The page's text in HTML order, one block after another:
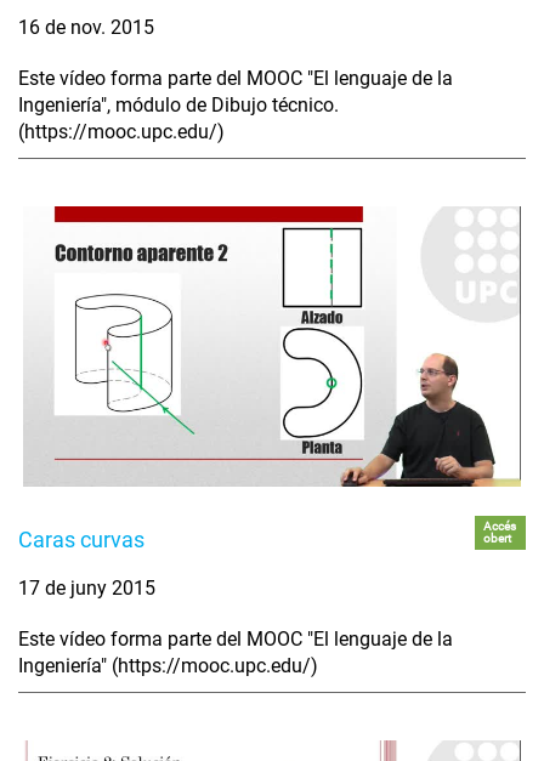
16 de nov. 2015
Este vídeo forma parte del MOOC "El lenguaje de la
Ingeniería", módulo de Dibujo técnico.
(https://mooc.upc.edu/)
Caras curvas
Accés
obert
17 de juny 2015
Este vídeo forma parte del MOOC "El lenguaje de la
Ingeniería" (https://mooc.upc.edu/)